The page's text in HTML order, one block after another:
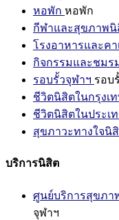
หอพัก หอพัก
กีฬาและสุขภาพนิ
โรงอาหารและคา
กิจกรรมและชมร
รอบรั้วจุฬาฯ รอบ
ชีวิตนิสิตในกรุงเ
ชีวิตนิสิตในประเ
สุขภาวะทางใจนิ
บริการนิสิต
ศูนย์บริการสุขภา
จุฬาฯ